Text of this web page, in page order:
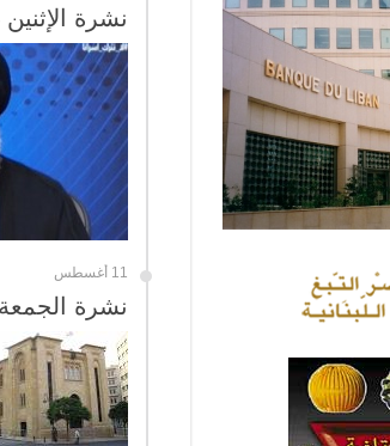
نشرة الإثنين 14 آب 2017 العدد 5334
11 أغسطس
نشرة الجمعة 11 آب 2017 العدد 5333